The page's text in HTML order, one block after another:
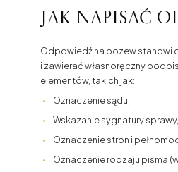
Jak napisać
Odpowiedź na pozew stanowi
i zawierać własnoręczny
elementów, takich jak:
Oznaczenie sądu;
Wskazanie sygnatury
Oznaczenie stron i
Oznaczenie rodzaju pisma